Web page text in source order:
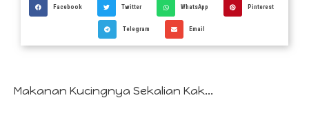
Facebook Twitter WhatsApp Pinterest
Telegram Email
Makanan Kucingnya Sekalian Kak...